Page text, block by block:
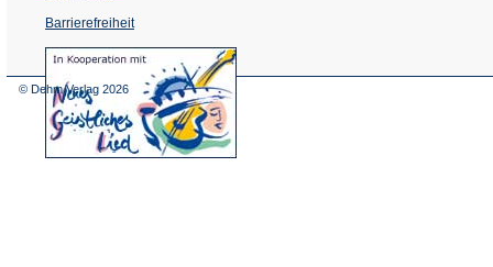
Barrierefreiheit
(Öffnet
in
© Dehm Verlag 2026